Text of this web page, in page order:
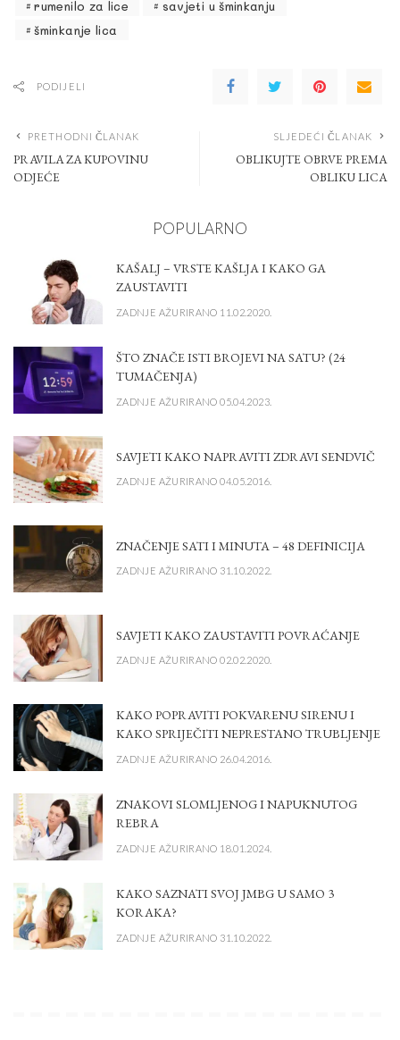
rumenilo za lice
savjeti u šminkanju
šminkanje lica
PODIJELI
PRETHODNI ČLANAK
PRAVILA ZA KUPOVINU
ODJEĆE
SLJEDEĆI ČLANAK
OBLIKUJTE OBRVE PREMA
OBLIKU LICA
POPULARNO
KAŠALJ – VRSTE KAŠLJA I KAKO GA
ZAUSTAVITI
ZADNJE AŽURIRANO 11.02.2020.
ŠTO ZNAČE ISTI BROJEVI NA SATU? (24
TUMAČENJA)
ZADNJE AŽURIRANO 05.04.2023.
SAVJETI KAKO NAPRAVITI ZDRAVI SENDVIČ
ZADNJE AŽURIRANO 04.05.2016.
ZNAČENJE SATI I MINUTA – 48 DEFINICIJA
ZADNJE AŽURIRANO 31.10.2022.
SAVJETI KAKO ZAUSTAVITI POVRAĆANJE
ZADNJE AŽURIRANO 02.02.2020.
KAKO POPRAVITI POKVARENU SIRENU I
KAKO SPRIJEČITI NEPRESTANO TRUBLJENJE
ZADNJE AŽURIRANO 26.04.2016.
ZNAKOVI SLOMLJENOG I NAPUKNUTOG
REBRA
ZADNJE AŽURIRANO 18.01.2024.
KAKO SAZNATI SVOJ JMBG U SAMO 3
KORAKA?
ZADNJE AŽURIRANO 31.10.2022.